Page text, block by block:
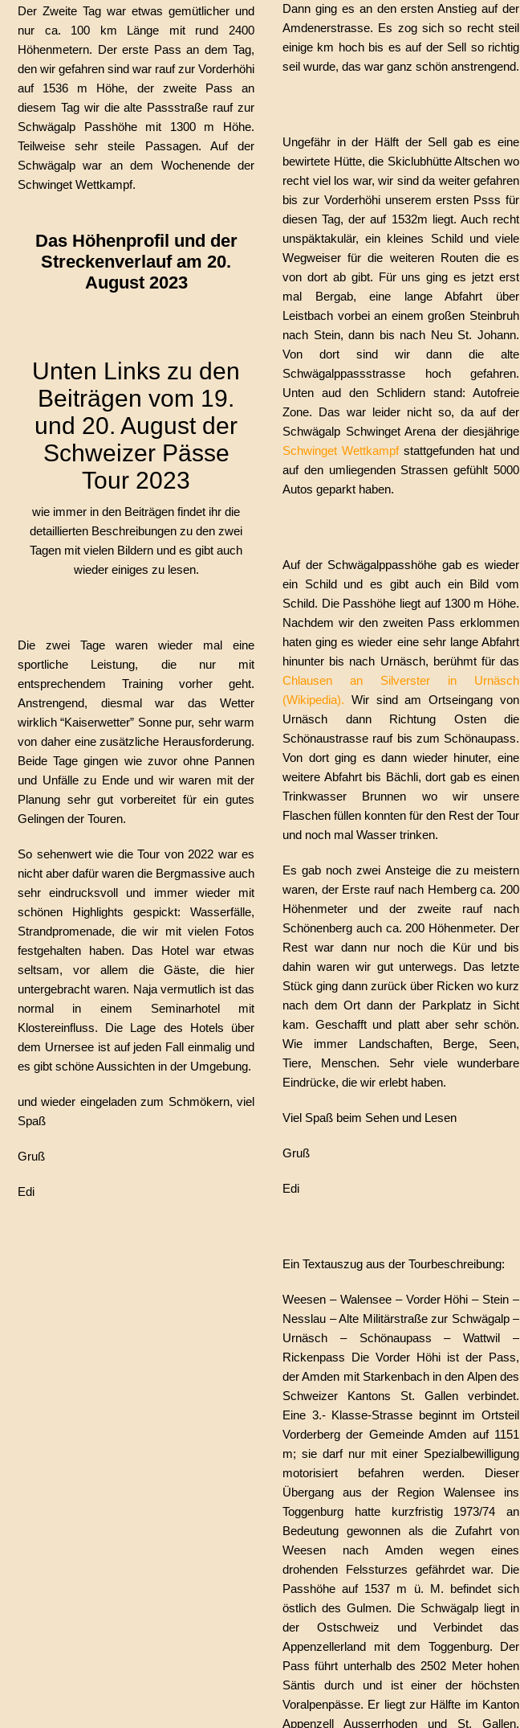
Der Zweite Tag war etwas gemütlicher und
nur ca. 100 km Länge mit rund 2400
Höhenmetern. Der erste Pass an dem Tag,
den wir gefahren sind war rauf zur Vorderhöhi
auf 1536 m Höhe, der zweite Pass an
diesem Tag wir die alte Passstraße rauf zur
Schwägalp Passhöhe mit 1300 m Höhe.
Teilweise sehr steile Passagen. Auf der
Schwägalp war an dem Wochenende der
Schwinget Wettkampf.
Das Höhenprofil und der
Streckenverlauf am 20.
August 2023
Unten Links zu den
Beiträgen vom 19.
und 20. August der
Schweizer Pässe
Tour 2023
wie immer in den Beiträgen findet ihr die
detaillierten Beschreibungen zu den zwei
Tagen mit vielen Bildern und es gibt auch
wieder einiges zu lesen.
Die zwei Tage waren wieder mal eine
sportliche Leistung, die nur mit
entsprechendem Training vorher geht.
Anstrengend, diesmal war das Wetter
wirklich “Kaiserwetter” Sonne pur, sehr warm
von daher eine zusätzliche Herausforderung.
Beide Tage gingen wie zuvor ohne Pannen
und Unfälle zu Ende und wir waren mit der
Planung sehr gut vorbereitet für ein gutes
Gelingen der Touren.
So sehenwert wie die Tour von 2022 war es
nicht aber dafür waren die Bergmassive auch
sehr eindrucksvoll und immer wieder mit
schönen Highlights gespickt: Wasserfälle,
Strandpromenade, die wir mit vielen Fotos
festgehalten haben. Das Hotel war etwas
seltsam, vor allem die Gäste, die hier
untergebracht waren. Naja vermutlich ist das
normal in einem Seminarhotel mit
Klostereinfluss. Die Lage des Hotels über
dem Urnersee ist auf jeden Fall einmalig und
es gibt schöne Aussichten in der Umgebung.
und wieder eingeladen zum Schmökern, viel
Spaß
Gruß
Edi
Dann ging es an den ersten Anstieg auf der
Amdenerstrasse. Es zog sich so recht steil
einige km hoch bis es auf der Sell so richtig
seil wurde, das war ganz schön anstrengend.
Ungefähr in der Hälft der Sell gab es eine
bewirtete Hütte, die Skiclubhütte Altschen wo
recht viel los war, wir sind da weiter gefahren
bis zur Vorderhöhi unserem ersten Psss für
diesen Tag, der auf 1532m liegt. Auch recht
unspäktakulär, ein kleines Schild und viele
Wegweiser für die weiteren Routen die es
von dort ab gibt. Für uns ging es jetzt erst
mal Bergab, eine lange Abfahrt über
Leistbach vorbei an einem großen Steinbruh
nach Stein, dann bis nach Neu St. Johann.
Von dort sind wir dann die alte
Schwägalppassstrasse hoch gefahren.
Unten aud den Schlidern stand: Autofreie
Zone. Das war leider nicht so, da auf der
Schwägalp Schwinget Arena der diesjährige
Schwinget Wettkampfstattgefunden hat und
auf den umliegenden Strassen gefühlt 5000
Autos geparkt haben.
Auf der Schwägalppasshöhe gab es wieder
ein Schild und es gibt auch ein Bild vom
Schild. Die Passhöhe liegt auf 1300 m Höhe.
Nachdem wir den zweiten Pass erklommen
haten ging es wieder eine sehr lange Abfahrt
hinunter bis nach Urnäsch, berühmt für das
Chlausen an Silverster in Urnäsch
(Wikipedia). Wir sind am Ortseingang von
Urnäsch dann Richtung Osten die
Schönaustrasse rauf bis zum Schönaupass.
Von dort ging es dann wieder hinuter, eine
weitere Abfahrt bis Bächli, dort gab es einen
Trinkwasser Brunnen wo wir unsere
Flaschen füllen konnten für den Rest der Tour
und noch mal Wasser trinken.
Es gab noch zwei Ansteige die zu meistern
waren, der Erste rauf nach Hemberg ca. 200
Höhenmeter und der zweite rauf nach
Schönenberg auch ca. 200 Höhenmeter. Der
Rest war dann nur noch die Kür und bis
dahin waren wir gut unterwegs. Das letzte
Stück ging dann zurück über Ricken wo kurz
nach dem Ort dann der Parkplatz in Sicht
kam. Geschafft und platt aber sehr schön.
Wie immer Landschaften, Berge, Seen,
Tiere, Menschen. Sehr viele wunderbare
Eindrücke, die wir erlebt haben.
Viel Spaß beim Sehen und Lesen
Gruß
Edi
Ein Textauszug aus der Tourbeschreibung:
Weesen – Walensee – Vorder Höhi – Stein –
Nesslau – Alte Militärstraße zur Schwägalp –
Urnäsch – Schönaupass – Wattwil –
Rickenpass Die Vorder Höhi ist der Pass,
der Amden mit Starkenbach in den Alpen des
Schweizer Kantons St. Gallen verbindet.
Eine 3.- Klasse-Strasse beginnt im Ortsteil
Vorderberg der Gemeinde Amden auf 1151
m; sie darf nur mit einer Spezialbewilligung
motorisiert befahren werden. Dieser
Übergang aus der Region Walensee ins
Toggenburg hatte kurzfristig 1973/74 an
Bedeutung gewonnen als die Zufahrt von
Weesen nach Amden wegen eines
drohenden Felssturzes gefährdet war. Die
Passhöhe auf 1537 m ü. M. befindet sich
östlich des Gulmen. Die Schwägalp liegt in
der Ostschweiz und Verbindet das
Appenzellerland mit dem Toggenburg. Der
Pass führt unterhalb des 2502 Meter hohen
Säntis durch und ist einer der höchsten
Voralpenpässe. Er liegt zur Hälfte im Kanton
Appenzell Ausserrhoden und St. Gallen.